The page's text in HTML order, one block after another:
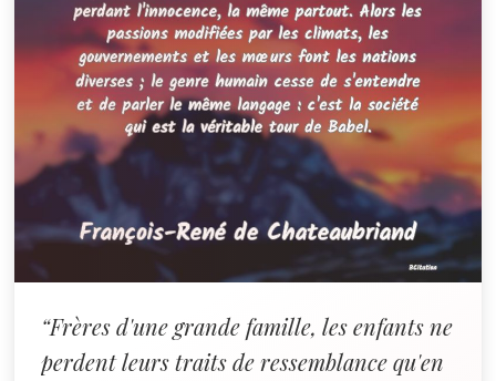
“Frères d'une grande famille, les enfants ne
perdent leurs traits de ressemblance qu'en